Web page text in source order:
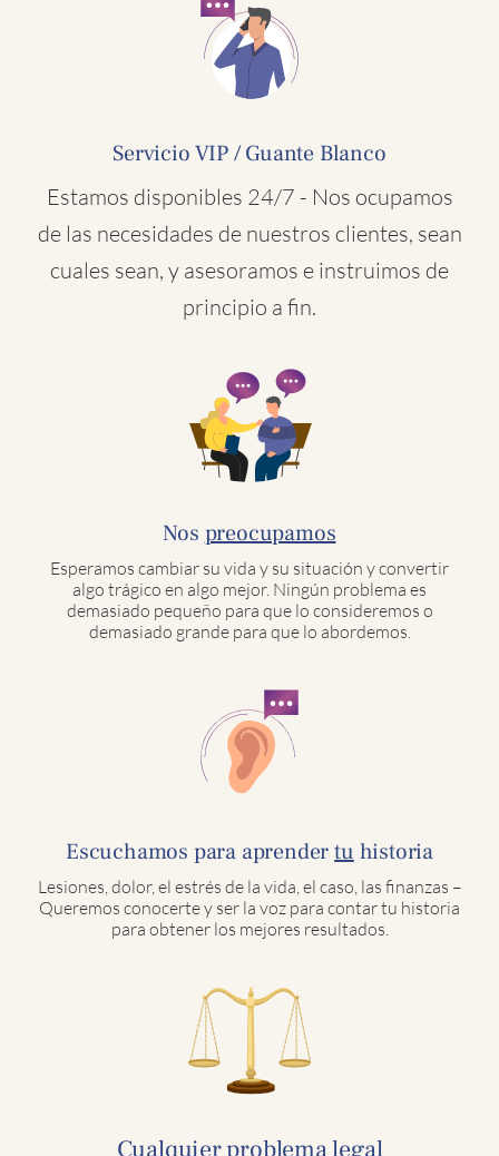
Servicio VIP / Guante Blanco
Estamos disponibles 24/7 - Nos ocupamos
de las necesidades de nuestros clientes, sean
cuales sean, y asesoramos e instruimos de
principio a fin.
Nospreocupamos
Esperamos cambiar su vida y su situación y convertir
algo trágico en algo mejor. Ningún problema es
demasiado pequeño para que lo consideremos o
demasiado grande para que lo abordemos.
Escuchamos para aprendertu historia
Lesiones, dolor, el estrés de la vida, el caso, las finanzas –
Queremos conocerte y ser la voz para contar tu historia
para obtener los mejores resultados.